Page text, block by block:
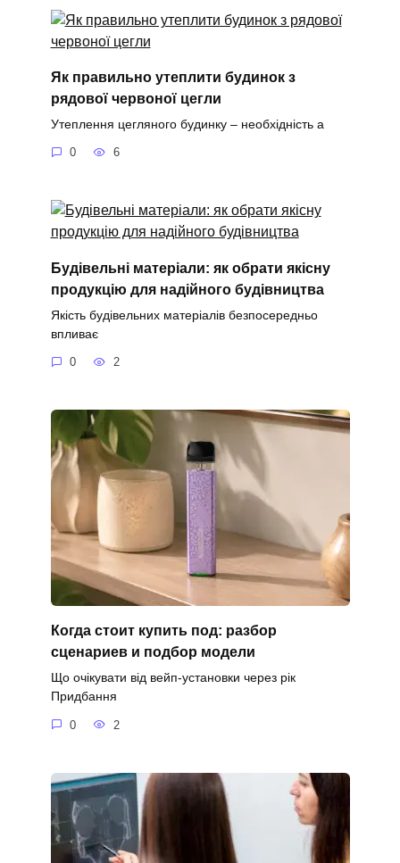
Як правильно утеплити будинок з
рядової червоної цегли
Утеплення цегляного будинку – необхідність а
0 6
Будівельні матеріали: як обрати якісну
продукцію для надійного будівництва
Якість будівельних матеріалів безпосередньо
впливає
0 2
Когда стоит купить под: разбор
сценариев и подбор модели
Що очікувати від вейп-установки через рік
Придбання
0 2